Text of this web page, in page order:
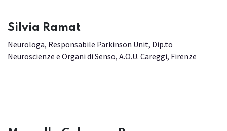
​Silvia Ramat
Neurologa, Responsabile Parkinson Unit, Dip.to
Neuroscienze e Organi di Senso, A.O.U. Careggi, Firenze